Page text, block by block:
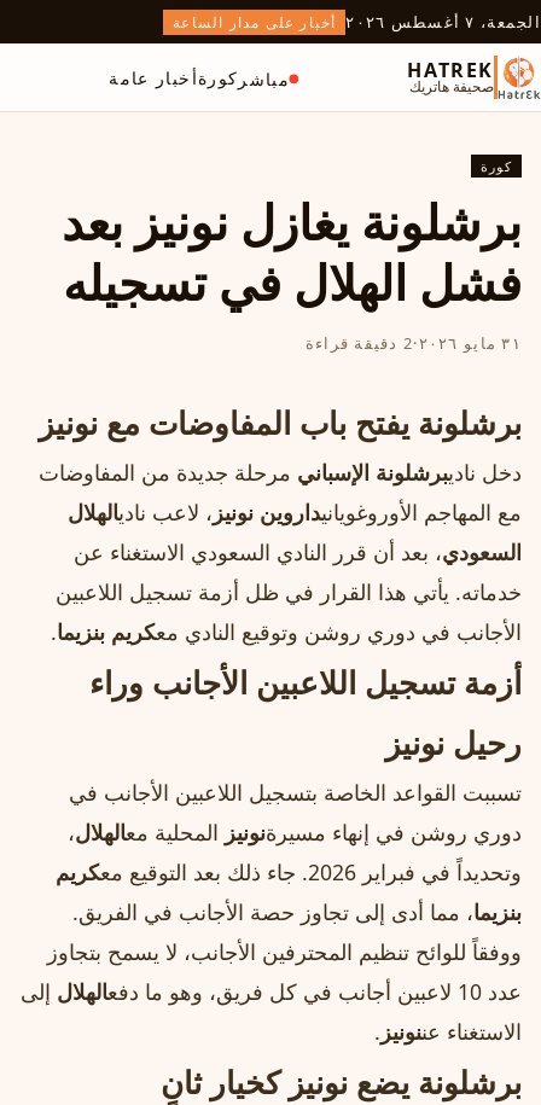
الجمعة، ٧ أغسطس ٢٠٢٦ أخبار على مدار الساعة
HATREK
صحيفة هاتريك مباشر كورةأخبار عامة
كورة
برشلونة يغازل نونيز بعد
فشل الهلال في تسجيله
٣١ مايو ٢٠٢٦ ·2 دقيقة قراءة
برشلونة يفتح باب المفاوضات مع نونيز
دخل ناديبرشلونة الإسباني مرحلة جديدة من المفاوضات
مع المهاجم الأوروغويانيداروين نونيز ، لاعب ناديالهلال
السعودي، بعد أن قرر النادي السعودي الاستغناء عن
خدماته. يأتي هذا القرار في ظل أزمة تسجيل اللاعبين
الأجانب في دوري روشن وتوقيع النادي معكريم بنزيما.
أزمة تسجيل اللاعبين الأجانب وراء
رحيل نونيز
تسببت القواعد الخاصة بتسجيل اللاعبين الأجانب في
دوري روشن في إنهاء مسيرةنونيز المحلية معالهلال،
وتحديداً في فبراير 2026. جاء ذلك بعد التوقيع مع
كريم
بنزيما، مما أدى إلى تجاوز حصة الأجانب في الفريق.
ووفقاً للوائح تنظيم المحترفين الأجانب، لا يسمح بتجاوز
عدد 10 لاعبين أجانب في كل فريق، وهو ما دفع
الهلال إلى
الاستغناء عننونيز .
برشلونة يضع نونيز كخيار ثانٍ